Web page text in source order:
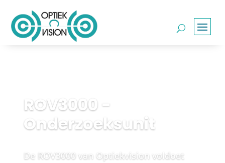
ROV3000 -
Onderzoeksunit
De ROV3000 van Optiekvision voldoet